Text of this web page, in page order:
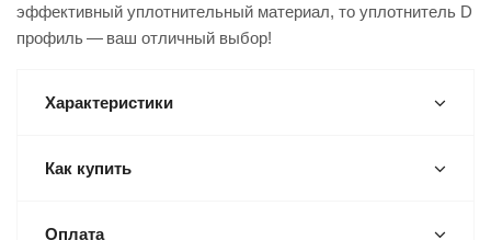
эффективный уплотнительный материал, то уплотнитель D
профиль — ваш отличный выбор!
Характеристики
Как купить
Оплата